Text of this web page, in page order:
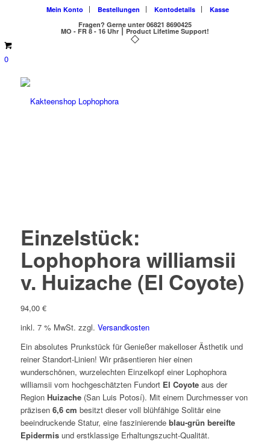
Mein Konto Bestellungen Kontodetails
Kasse
Fragen? Gerne unter 06821 8690425
MO - FR 8 - 16 Uhr ⎮ Product Lifetime Support!
0
Einzelstück:
Lophophora williamsii
v. Huizache (El Coyote)
94,00 €
inkl. 7 % MwSt. zzgl. Versandkosten
Ein absolutes Prunkstück für Genießer makelloser Ästhetik und
reiner Standort-Linien! Wir präsentieren hier einen
wunderschönen, wurzelechten Einzelkopf einer Lophophora
williamsii vom hochgeschätzten Fundort El Coyoteaus der
Region Huizache(San Luis Potosí). Mit einem Durchmesser von
präzisen 6,6 cm besitzt dieser voll blühfähige Solitär eine
beeindruckende Statur, eine faszinierende blau-grün bereifte
Epidermisund erstklassige Erhaltungszucht-Qualität.